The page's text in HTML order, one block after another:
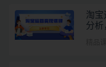
淘宝
分析